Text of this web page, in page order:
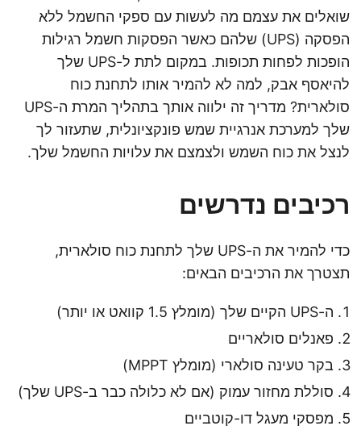
שואלים את עצמם מה לעשות עם ספקי החשמל ללא
הפסקה (UPS) שלהם כאשר הפסקות חשמל רגילות
הופכות לפחות תכופות. במקום לתת ל-UPS שלך
להיאסף אבק, למה לא להמיר אותו לתחנת כוח
סולארית? מדריך זה ילווה אותך בתהליך המרת ה-UPS
שלך למערכת אנרגיית שמש פונקציונלית, שתעזור לך
לנצל את כוח השמש ולצמצם את עלויות החשמל שלך.
רכיבים נדרשים
כדי להמיר את ה-UPS שלך לתחנת כוח סולארית,
תצטרך את הרכיבים הבאים:
ה-UPS הקיים שלך (מומלץ 1.5 קוואט או יותר)
פאנלים סולאריים
בקר טעינה סולארי (מומלץ MPPT)
סוללת מחזור עמוק (אם לא כלולה כבר ב-UPS שלך)
מפסקי מעגל דו-קוטביים